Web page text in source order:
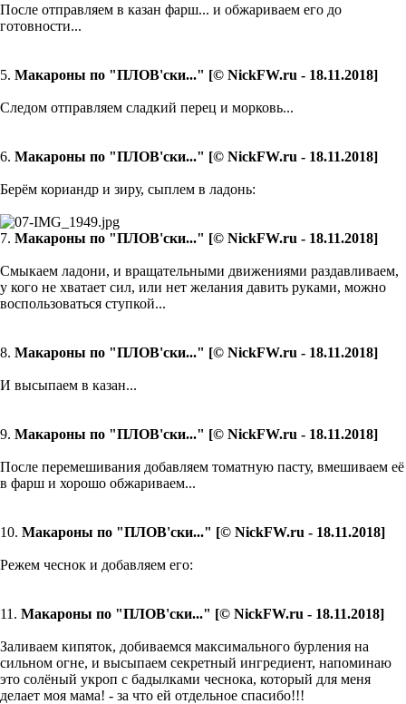
После отправляем в казан фарш... и обжариваем его до
готовности...
5. Макароны по "ПЛОВ'ски..." [© NickFW.ru - 18.11.2018]
Следом отправляем сладкий перец и морковь...
6. Макароны по "ПЛОВ'ски..." [© NickFW.ru - 18.11.2018]
Берём кориандр и зиру, сыплем в ладонь:
7. Макароны по "ПЛОВ'ски..." [© NickFW.ru - 18.11.2018]
Смыкаем ладони, и вращательными движениями раздавливаем,
у кого не хватает сил, или нет желания давить руками, можно
воспользоваться ступкой...
8. Макароны по "ПЛОВ'ски..." [© NickFW.ru - 18.11.2018]
И высыпаем в казан...
9. Макароны по "ПЛОВ'ски..." [© NickFW.ru - 18.11.2018]
После перемешивания добавляем томатную пасту, вмешиваем её
в фарш и хорошо обжариваем...
10. Макароны по "ПЛОВ'ски..." [© NickFW.ru - 18.11.2018]
Режем чеснок и добавляем его:
11. Макароны по "ПЛОВ'ски..." [© NickFW.ru - 18.11.2018]
Заливаем кипяток, добиваемся максимального бурления на
сильном огне, и высыпаем секретный ингредиент, напоминаю
это солёный укроп с бадылками чеснока, который для меня
делает моя мама! - за что ей отдельное спасибо!!!